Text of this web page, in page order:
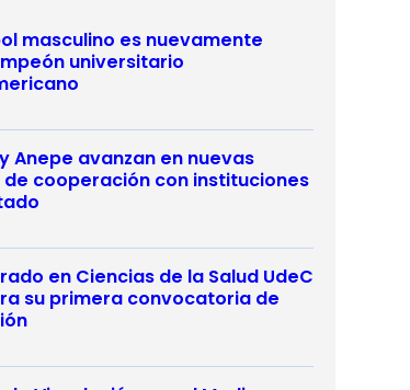
masculino es nuevamente
universitario
Anepe avanzan en nuevas
de cooperación con instituciones
en Ciencias de la Salud UdeC
su primera convocatoria de